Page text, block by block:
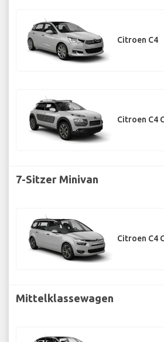
Citroen C4
Citroen C4
7-Sitzer Minivan
Citroen C4
Mittelklassewagen